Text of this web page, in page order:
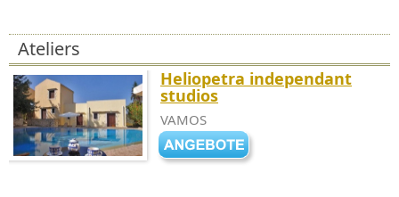
Ateliers
Heliopetra independant
studios
VAMOS